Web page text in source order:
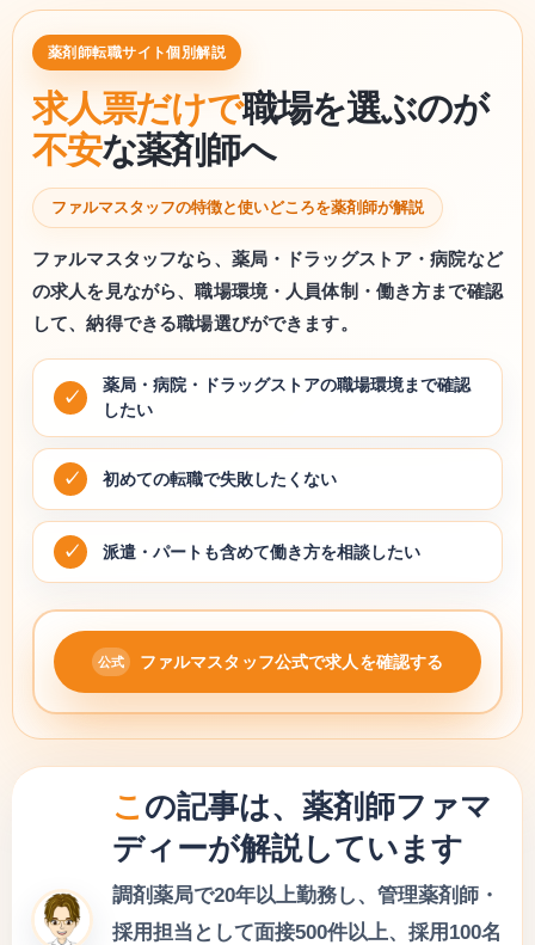
薬剤師転職サイト個別解説
求人票だけで職場を選ぶのが
不安な薬剤師へ
ファルマスタッフの特徴と使いどころを薬剤師が解説
ファルマスタッフなら、薬局・ドラッグストア・病院など
の求人を見ながら、職場環境・人員体制・働き方まで確認
して、納得できる職場選びができます。
薬局・病院・ドラッグストアの職場環境まで確認
したい
初めての転職で失敗したくない
派遣・パートも含めて働き方を相談したい
ファルマスタッフ公式で求人を確認する
この記事は、薬剤師ファマ
ディーが解説しています
調剤薬局で20年以上勤務し、管理薬剤師・
採用担当として面接500件以上、採用100名